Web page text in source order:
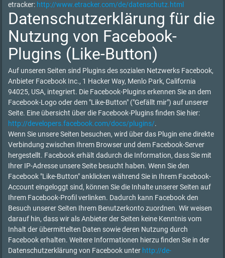
etracker: http://www.etracker.com/de/datenschutz.html
Datenschutzerklärung für die
Nutzung von Facebook-
Plugins (Like-Button)
Auf unseren Seiten sind Plugins des sozialen Netzwerks Facebook,
Anbieter Facebook Inc., 1 Hacker Way, Menlo Park, California
94025, USA, integriert. Die Facebook-Plugins erkennen Sie an dem
Facebook-Logo oder dem "Like-Button" ("Gefällt mir") auf unserer
Seite. Eine übersicht über die Facebook-Plugins finden Sie hier:
http://developers.facebook.com/docs/plugins/.
Wenn Sie unsere Seiten besuchen, wird über das Plugin eine direkte
Verbindung zwischen Ihrem Browser und dem Facebook-Server
hergestellt. Facebook erhält dadurch die Information, dass Sie mit
Ihrer IP-Adresse unsere Seite besucht haben. Wenn Sie den
Facebook "Like-Button" anklicken während Sie in Ihrem Facebook-
Account eingeloggt sind, können Sie die Inhalte unserer Seiten auf
Ihrem Facebook-Profil verlinken. Dadurch kann Facebook den
Besuch unserer Seiten Ihrem Benutzerkonto zuordnen. Wir weisen
darauf hin, dass wir als Anbieter der Seiten keine Kenntnis vom
Inhalt der übermittelten Daten sowie deren Nutzung durch
Facebook erhalten. Weitere Informationen hierzu finden Sie in der
Datenschutzerklärung von Facebook unter http://de-